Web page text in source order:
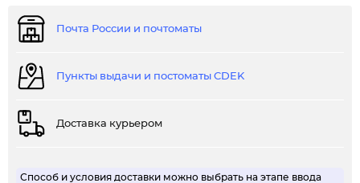
Почта России и почтоматы
Пункты выдачи и постоматы CDEK
Доставка курьером
Способ и условия доставки можно выбрать на этапе ввода